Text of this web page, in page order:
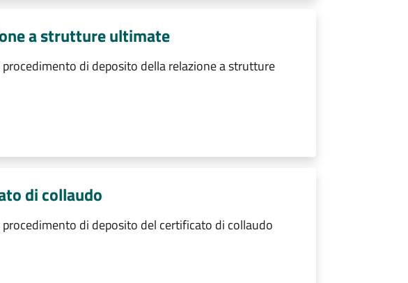
a strutture ultimate
di deposito della relazione a strutture
di collaudo
di deposito del certificato di collaudo